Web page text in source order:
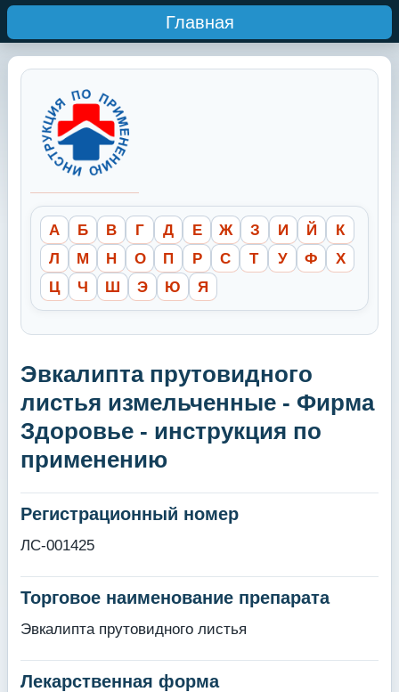
Главная
А Б В Г Д Е Ж З И Й
К
Л
М Н О П Р С Т У Ф
Х
Ц
Ч Ш Э Ю Я
Эвкалипта прутовидного
листья измельченные - Фирма
Здоровье - инструкция по
применению
Регистрационный номер
ЛС-001425
Торговое наименование препарата
Эвкалипта прутовидного листья
Лекарственная форма